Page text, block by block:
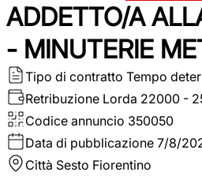
ADDETTO/A
- MINUTERIE
Tipo di contratto Tempo
Retribuzione Lorda 22000 -
Codice annuncio 350050
Data di pubblicazione 7/8/
Città Sesto Fiorentino